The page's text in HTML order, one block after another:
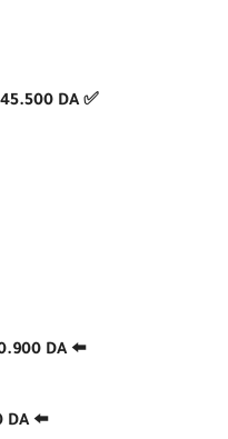
✅ Samsung A51 : 6/128 GB : prix : 45.500 DA
⬅️ Redmi note 8 2021 : 4/64 prix : 30.900 DA
⬅️ Redmi 9A : 2/32 GB : prix : 19.000 DA